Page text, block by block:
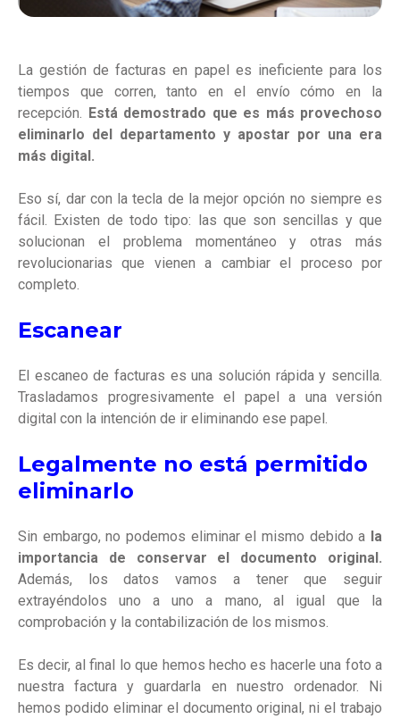
La gestión de facturas en papel es ineficiente para los
tiempos que corren, tanto en el envío cómo en la
recepción. Está demostrado que es más provechoso
eliminarlo del departamento y apostar por una era
más digital.
Eso sí, dar con la tecla de la mejor opción no siempre es
fácil. Existen de todo tipo: las que son sencillas y que
solucionan el problema momentáneo y otras más
revolucionarias que vienen a cambiar el proceso por
completo.
Escanear
El escaneo de facturas es una solución rápida y sencilla.
Trasladamos progresivamente el papel a una versión
digital con la intención de ir eliminando ese papel.
Legalmente no está permitido
eliminarlo
Sin embargo, no podemos eliminar el mismo debido a la
importancia de conservar el documento original.
Además, los datos vamos a tener que seguir
extrayéndolos uno a uno a mano, al igual que la
comprobación y la contabilización de los mismos.
Es decir, al final lo que hemos hecho es hacerle una foto a
nuestra factura y guardarla en nuestro ordenador. Ni
hemos podido eliminar el documento original, ni el trabajo